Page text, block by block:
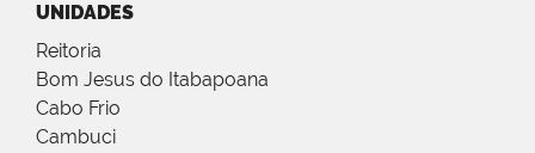
UNIDADES
Reitoria
Bom Jesus do Itabapoana
Cabo Frio
Cambuci